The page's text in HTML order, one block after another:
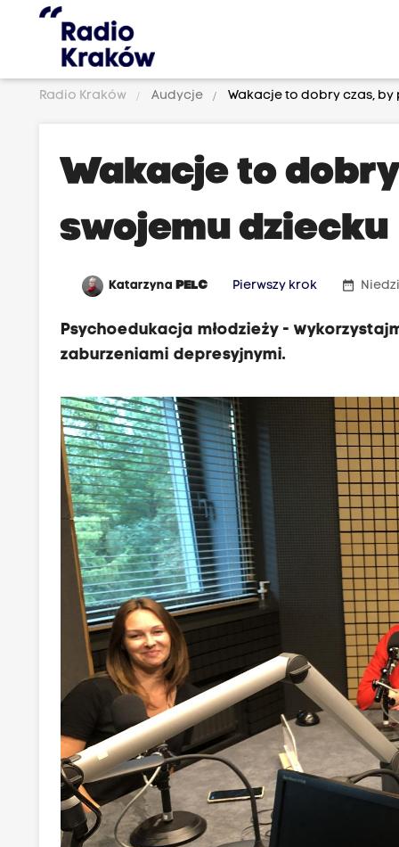
Radio Kraków Audycje Wakacje to dobry czas,
Wakacje to
swojemu dziecku
KatarzynaPELC Pierwszy krok date_range
Psychoedukacja młodzieży -
zaburzeniami depresyjnymi.